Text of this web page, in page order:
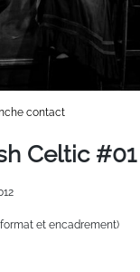
contact
Celtic #01
et encadrement)